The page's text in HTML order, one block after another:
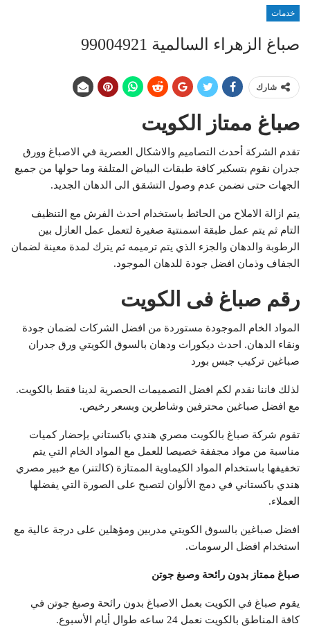
خدمات
صباغ الزهراء السالمية 99004921
شارك
صباغ ممتاز الكويت
تقدم الشركة أحدث التصاميم والاشكال العصرية في الاصباغ وورق
جدران نقوم بتسكير كافة طبقات البياض المتلفة وما حولها من جميع
الجهات حتى نضمن عدم وصول التشقق الى الدهان الجديد.
يتم ازالة الاملاح من الحائط باستخدام احدث الفرش مع التنظيف
التام ثم يتم عمل طبقة اسمنتية صغيرة لتعمل عمل العازل بين
الرطوبة والدهان والجزء الذي يتم ترميمه ثم يترك لمدة معينة لضمان
الجفاف وذمان افضل جودة للدهان الموجود.
رقم صباغ فى الكويت
المواد الخام الموجودة مستوردة من افضل الشركات لضمان جودة
ونقاء الدهان. احدث ديكورات ودهان بالسوق الكويتي ورق جدران
صباغين تركيب جبس بورد
لذلك فاننا نقدم لكم افضل التصميمات الحصرية لدينا فقط بالكويت.
مع افضل صباغين محترفين وشاطرين وبسعر رخيص.
تقوم شركة صباغ بالكويت مصري هندي باكستاني بإحضار كميات
مناسبة من مواد مجففة خصيصا للعمل مع المواد الخام التي يتم
تخفيفها باستخدام المواد الكيماوية الممتازة (كالتنر) مع خبير مصري
هندي باكستاني في دمج الألوان لتصبح على الصورة التي يفضلها
العملاء.
افضل صباغين بالسوق الكويتي مدربين ومؤهلين على درجة عالية مع
استخدام افضل الرسومات.
صباغ ممتاز بدون رائحة وصبغ جوتن
يقوم صباغ في الكويت بعمل الاصباغ بدون رائحة وصبغ جوتن في
كافة المناطق بالكويت نعمل 24 ساعه طوال أيام الأسبوع.